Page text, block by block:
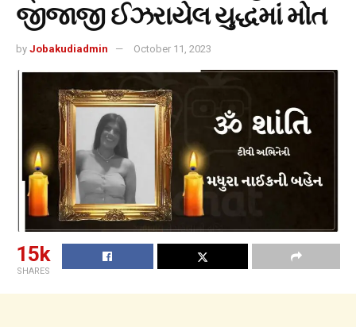
જીજાજી ઈઝરાયેલ યુદ્ધમાં મોત
by Jobakudiadmin October 11, 2023
15k
SHARES